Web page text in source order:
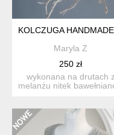
KOLCZUGA HANDMADE
Maryla Z
250 zł
wykonana na drutach z
melanżu nitek